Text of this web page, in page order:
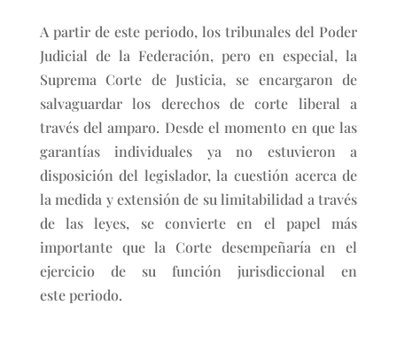
A partir de este periodo, los tribunales del Poder
Judicial de la Federación, pero en especial, la
Suprema Corte de Justicia, se encargaron de
salvaguardar los derechos de corte liberal a
través del amparo. Desde el momento en que las
garantías individuales ya no estuvieron a
disposición del legislador, la cuestión acerca de
la medida y extensión de su limitabilidad a través
de las leyes, se convierte en el papel más
importante que la Corte desempeñaría en el
ejercicio de su función jurisdiccional en
este periodo.